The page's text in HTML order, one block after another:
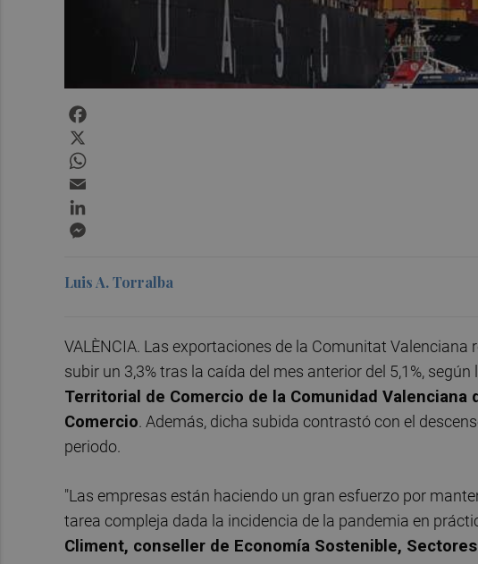
Luis A. Torralba
VALÈNCIA. Las exportaciones de la Comunitat
subir un 3,3% tras la caída del mes anterior del 5,1%,
Territorial de Comercio de la Comunidad
Comercio. Además, dicha subida contrastó con el
periodo.
"Las empresas están haciendo un gran esfuerzo por
tarea compleja dada la incidencia de la pandemia en
Climent, conseller de Economía Sostenible,